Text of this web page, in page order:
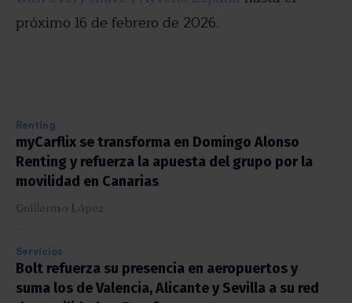
próximo 16 de febrero de 2026.
Renting
myCarflix se transforma en Domingo Alonso
Renting y refuerza la apuesta del grupo por la
movilidad en Canarias
Guillermo López
Servicios
Bolt refuerza su presencia en aeropuertos y
suma los de Valencia, Alicante y Sevilla a su red